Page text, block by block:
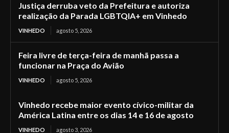
Justiça derruba veto da Prefeitura e autoriza
realização da Parada LGBTQIA+ em Vinhedo
VINHEDO agosto 5, 2026
Feira livre de terça-feira de manhã passa a
funcionar na Praça do Avião
VINHEDO agosto 5, 2026
Vinhedo recebe maior evento cívico-militar da
América Latina entre os dias 14 e 16 de agosto
VINHEDO agosto 3, 2026